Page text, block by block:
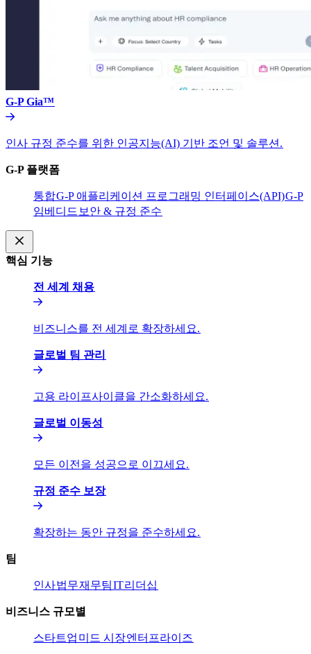
G-P Gia™​​
인사 규정 준수를 위한 인공지능(AI) 기반 조언 및 솔루션.​​
G-P 플랫폼​​
통합​​G-P 애플리케이션 프로그래밍 인터페이스(API)​​G-P
임베디드​​ 보안 & 규정 준수​​
핵심 기능​​
전 세계 채용​​
비즈니스를 전 세계로 확장하세요.​​
글로벌 팀 관리​​
고용 라이프사이클을 간소화하세요.​​
글로벌 이동성​​
모든 이전을 성공으로 이끄세요.​​
규정 준수 보장​​
확장하는 동안 규정을 준수하세요.​​
팀​​
인사​​법무​​재무팀​​IT​​리더십​​
비즈니스 규모별​​
스타트업​​ 미드 시장​​엔터프라이즈​​